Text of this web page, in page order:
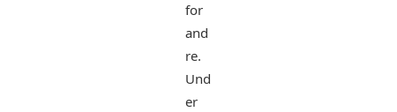
for
and
re.
Und
er